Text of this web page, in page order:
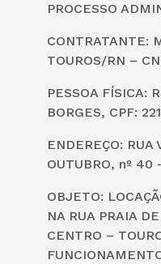
PROCESSO
CONTRATANTE:
TOUROS/RN –
PESSOA FÍSICA:
BORGES, CPF:
ENDEREÇO:
OUTUBRO, nº 40
OBJETO:
NA RUA PRAIA
CENTRO –